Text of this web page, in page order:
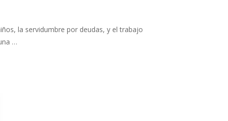
la servidumbre por deudas, y el trabajo
…